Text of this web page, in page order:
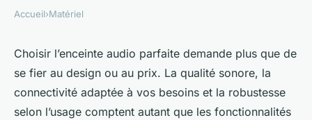
Top conseils pour sélectionner
votre enceinte audio parfaite
Axel•3 octobre 2025•8 min de lecture
Accueil›Matériel
Choisir l’enceinte audio parfaite demande plus que de
se fier au design ou au prix. La qualité sonore, la
connectivité adaptée à vos besoins et la robustesse
selon l’usage comptent autant que les fonctionnalités